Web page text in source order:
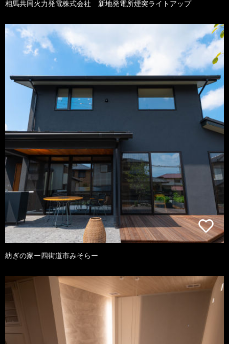
相馬共同火力発電株式会社 新地発電所煙突ライトアップ
紡ぎの家ー四街道市みそらー